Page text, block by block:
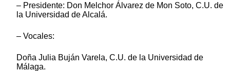
– Presidente: Don Melchor Álvarez de Mon Soto, C.U. de
la Universidad de Alcalá.
– Vocales:
Doña Julia Buján Varela, C.U. de la Universidad de
Málaga.